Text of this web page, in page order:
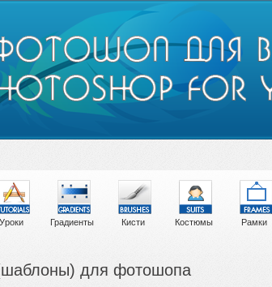
Уроки Градиенты Кисти Костюмы Рамки
для фотошопа